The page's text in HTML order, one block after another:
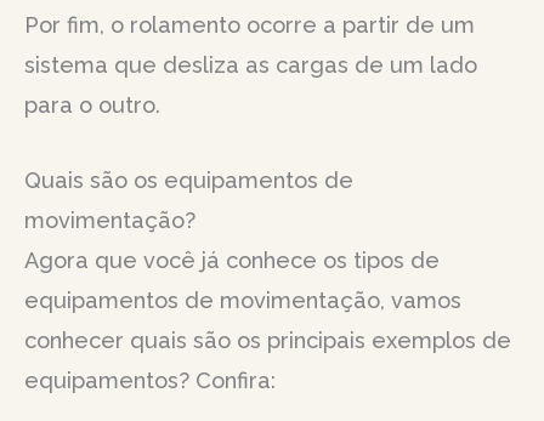
Por fim, o rolamento ocorre a partir de um
sistema que desliza as cargas de um lado
para o outro.
Quais são os equipamentos de
movimentação?
Agora que você já conhece os tipos de
equipamentos de movimentação, vamos
conhecer quais são os principais exemplos de
equipamentos? Confira: